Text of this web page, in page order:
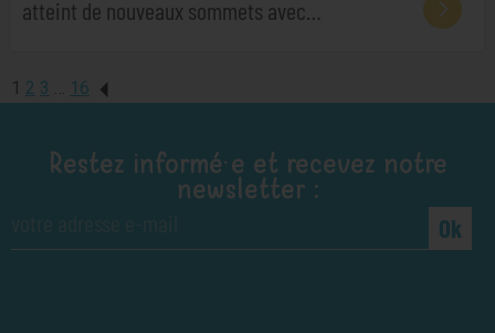
atteint de nouveaux sommets avec…
1 2 3 … 16
Restez informé·e et recevez notre
newsletter :
Ok